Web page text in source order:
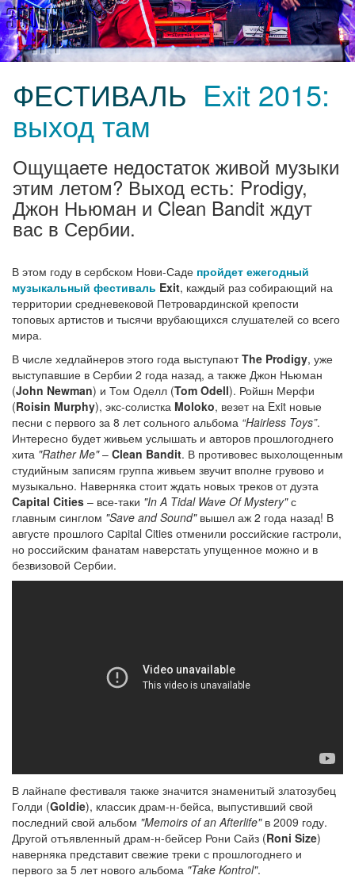
ФЕСТИВАЛЬ Exit 2015:
выход там
Ощущаете недостаток живой музыки
этим летом? Выход есть: Prodigy,
Джон Ньюман и Clean Bandit ждут
вас в Сербии.
В этом году в сербском Нови-Саде пройдет ежегодный
музыкальный фестиваль Exit, каждый раз собирающий на
территории средневековой Петровардинской крепости
топовых артистов и тысячи врубающихся слушателей со всего
мира.
В числе хедлайнеров этого года выступаютThe Prodigy, уже
выступавшие в Сербии 2 года назад, а также Джон Ньюман
(John Newman) и Том Оделл (Tom Odell). Ройшн Мерфи
(Roisin Murphy), экс-солистка Moloko, везет на Exit новые
песни с первого за 8 лет сольного альбома “Hairless Toys”.
Интересно будет живьем услышать и авторов прошлогоднего
хита "Rather Me"– Clean Bandit. В противовес выхолощенным
студийным записям группа живьем звучит вполне грувово и
музыкально. Наверняка стоит ждать новых треков от дуэта
Capital Cities – все-таки "In A Tidal Wave Of Mystery"с
главным синглом "Save and Sound"вышел аж 2 года назад! В
августе прошлого Сapital Cities отменили российские гастроли,
но российским фанатам наверстать упущенное можно и в
безвизовой Сербии.
В лайнапе фестиваля также значится знаменитый златозубец
Голди (Goldie), классик драм-н-бейса, выпустивший свой
последний свой альбом "Memoirs of an Afterlife"в 2009 году.
Другой отъявленный драм-н-бейсер Рони Сайз (Roni Size)
наверняка представит свежие треки с прошлогоднего и
первого за 5 лет нового альбома "Take Kontrol".